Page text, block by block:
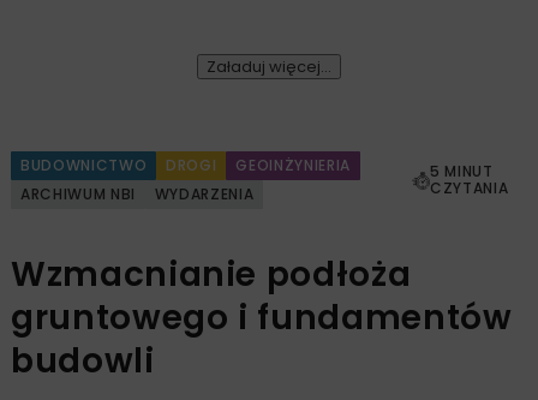
Załaduj więcej...
BUDOWNICTWO DROGI
GEOINŻYNIERIA
ARCHIWUM NBI
WYDARZENIA
5 MINUT
CZYTANIA
Wzmacnianie podłoża
gruntowego i fundamentów
budowli